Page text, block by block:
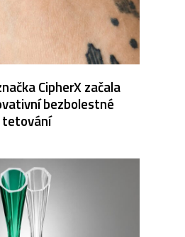
CipherX začala
bezbolestné
tetování